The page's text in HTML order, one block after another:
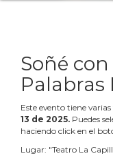
Soñé
Palabras
Este evento tiene
13 de 2025. Puedes
haciendo click en el
Lugar: "Teatro La